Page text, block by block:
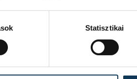
Statisztikai